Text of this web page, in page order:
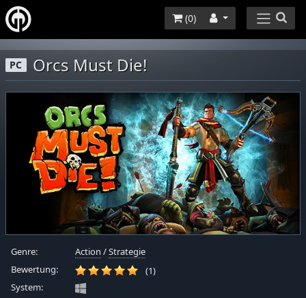
(0)
PC Orcs Must Die!
Genre: Action /Strategie
Bewertung:
(1)
System: